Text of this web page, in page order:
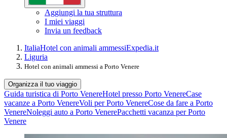
Aggiungi la tua struttura
I miei viaggi
Invia un feedback
ItaliaHotel con animali ammessiExpedia.it
Liguria
Hotel con animali ammessi a Porto Venere
Organizza il tuo viaggio
Guida turistica di Porto VenereHotel presso Porto VenereCase
vacanze a Porto VenereVoli per Porto VenereCose da fare a Porto
VenereNoleggi auto a Porto VenerePacchetti vacanza per Porto
Venere